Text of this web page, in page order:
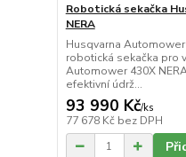
Robotická sekačka
NERA
Husqvarna
robotická sekačka pro
Automower 430X
efektivní údrž...
93 990 Kč/ks
77 678 Kč bez DPH